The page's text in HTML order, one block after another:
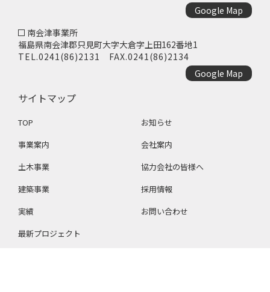
Google Map
南会津事業所
福島県南会津郡只見町大字大倉字上田162番地1
TEL.0241(86)2131
FAX.0241(86)2134
Google Map
サイトマップ
TOP
事業案内
土木事業
建築事業
実績
最新プロジェクト
お知らせ
会社案内
協力会社の皆様へ
採用情報
お問い合わせ